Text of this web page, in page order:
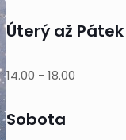
Úterý až Pátek
14.00 - 18.00
Sobota